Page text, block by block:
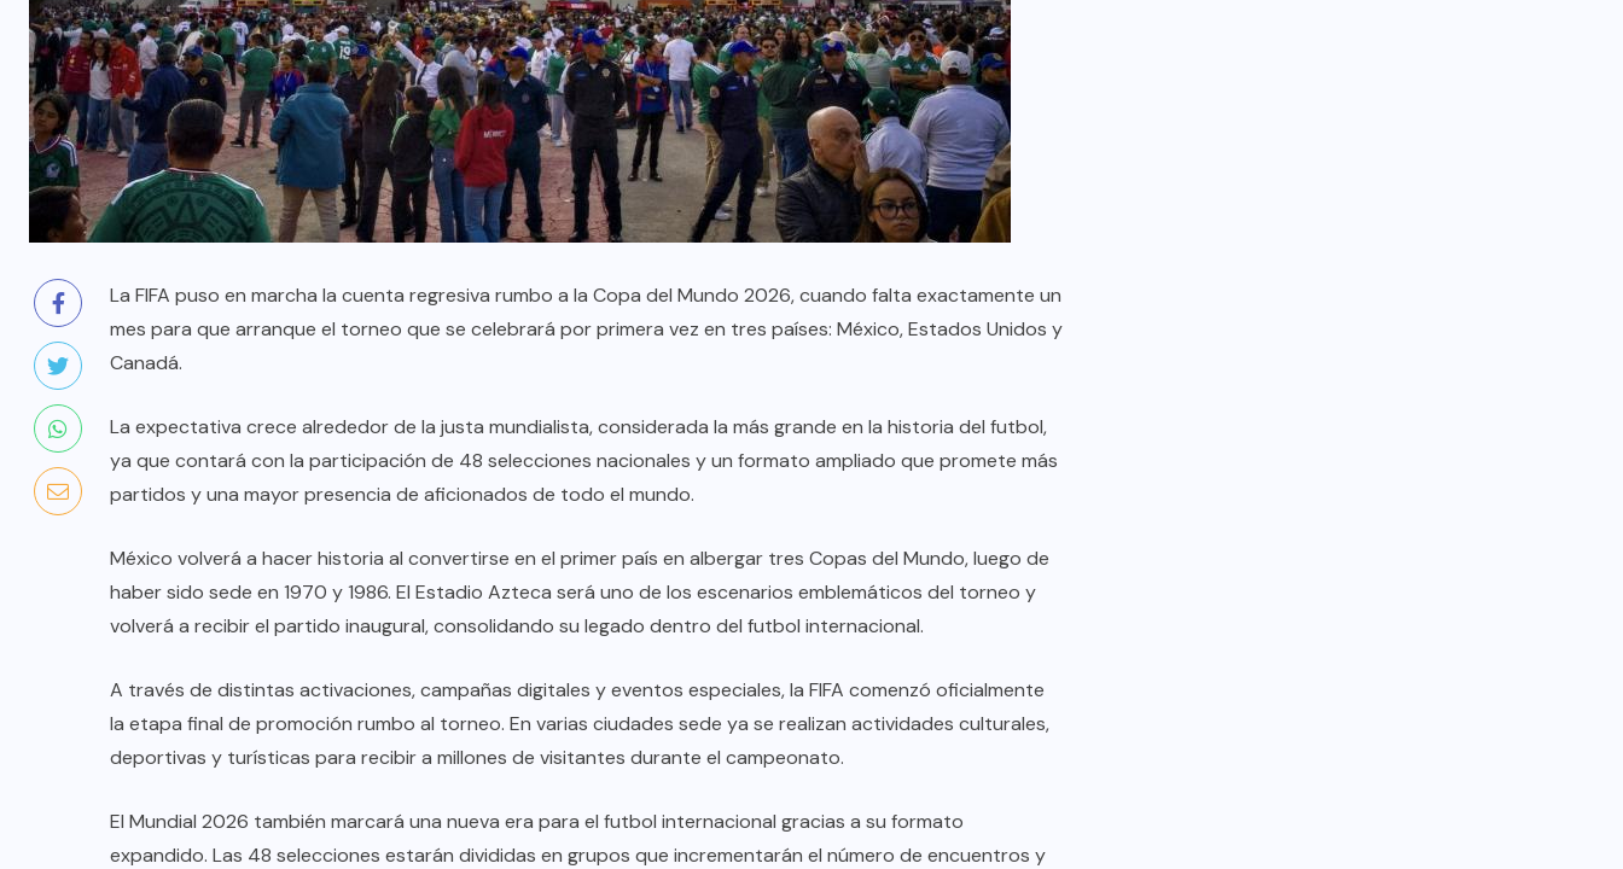
La FIFA puso en marcha la cuenta regresiva rumbo a la Copa del Mundo 2026, cuando falta exactamente un
mes para que arranque el torneo que se celebrará por primera vez en tres países: México, Estados Unidos y
Canadá.
La expectativa crece alrededor de la justa mundialista, considerada la más grande en la historia del futbol,
ya que contará con la participación de 48 selecciones nacionales y un formato ampliado que promete más
partidos y una mayor presencia de aficionados de todo el mundo.
México volverá a hacer historia al convertirse en el primer país en albergar tres Copas del Mundo, luego de
haber sido sede en 1970 y 1986. El Estadio Azteca será uno de los escenarios emblemáticos del torneo y
volverá a recibir el partido inaugural, consolidando su legado dentro del futbol internacional.
A través de distintas activaciones, campañas digitales y eventos especiales, la FIFA comenzó oficialmente
la etapa final de promoción rumbo al torneo. En varias ciudades sede ya se realizan actividades culturales,
deportivas y turísticas para recibir a millones de visitantes durante el campeonato.
El Mundial 2026 también marcará una nueva era para el futbol internacional gracias a su formato
expandido. Las 48 selecciones estarán divididas en grupos que incrementarán el número de encuentros y